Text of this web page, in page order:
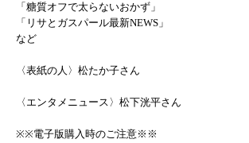
「糖質オフで太らないおかず」
「リサとガスパール最新NEWS」
など
〈表紙の人〉松たか子さん
〈エンタメニュース〉松下洸平さん
※※電子版購入時のご注意※※